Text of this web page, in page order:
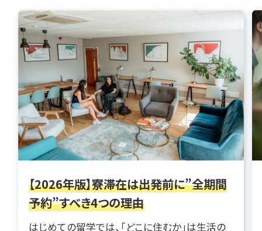
【2026年版】寮滞在は出発前に”全期間
予約”すべき4つの理由
はじめての留学では、「どこに住むか」は生活の